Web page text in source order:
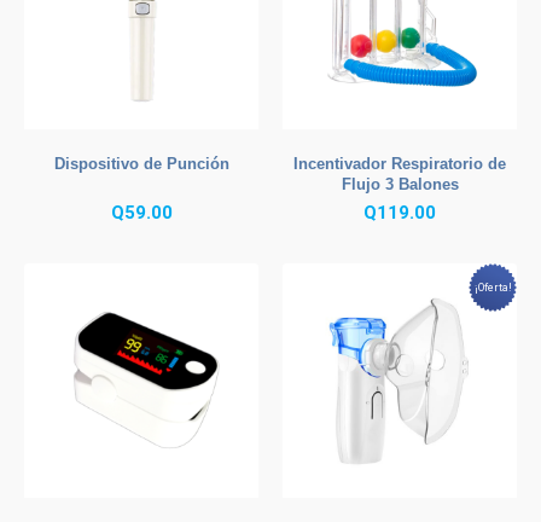
Dispositivo de Punción
Q59.00
Incentivador Respiratorio de
Flujo 3 Balones
Q119.00
¡Oferta!